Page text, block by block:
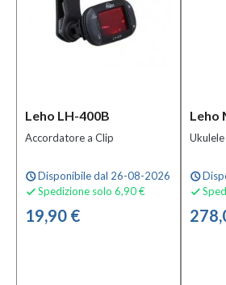
Leho LH-400B
Accordatore a Clip
scheduleDisponibile dal 26-08-2026
 Spedizione solo 6,90 €
19,90 €
Leho
schedule
